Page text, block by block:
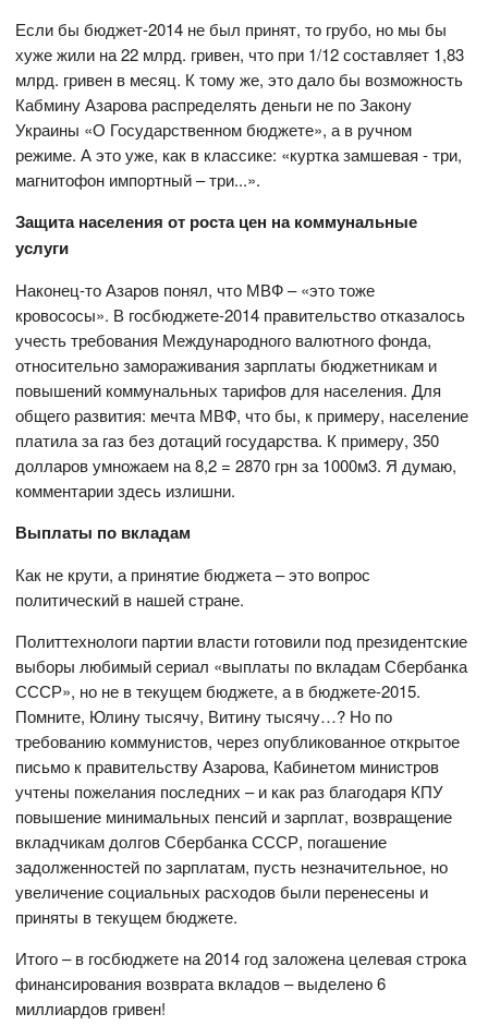
Если бы бюджет-2014 не был принят, то грубо, но мы бы
хуже жили на 22 млрд. гривен, что при 1/12 составляет 1,83
млрд. гривен в месяц. К тому же, это дало бы возможность
Кабмину Азарова распределять деньги не по Закону
Украины «О Государственном бюджете», а в ручном
режиме. А это уже, как в классике: «куртка замшевая - три,
магнитофон импортный – три...».
Защита населения от роста цен на коммунальные
услуги
Наконец-то Азаров понял, что МВФ – «это тоже
кровососы». В госбюджете-2014 правительство отказалось
учесть требования Международного валютного фонда,
относительно замораживания зарплаты бюджетникам и
повышений коммунальных тарифов для населения. Для
общего развития: мечта МВФ, что бы, к примеру, население
платила за газ без дотаций государства. К примеру, 350
долларов умножаем на 8,2 = 2870 грн за 1000м3. Я думаю,
комментарии здесь излишни.
Выплаты по вкладам
Как не крути, а принятие бюджета – это вопрос
политический в нашей стране.
Политтехнологи партии власти готовили под президентские
выборы любимый сериал «выплаты по вкладам Сбербанка
СССР», но не в текущем бюджете, а в бюджете-2015.
Помните, Юлину тысячу, Витину тысячу…? Но по
требованию коммунистов, через опубликованное открытое
письмо к правительству Азарова, Кабинетом министров
учтены пожелания последних – и как раз благодаря КПУ
повышение минимальных пенсий и зарплат, возвращение
вкладчикам долгов Сбербанка СССР, погашение
задолженностей по зарплатам, пусть незначительное, но
увеличение социальных расходов были перенесены и
приняты в текущем бюджете.
Итого – в госбюджете на 2014 год заложена целевая строка
финансирования возврата вкладов – выделено 6
миллиардов гривен!